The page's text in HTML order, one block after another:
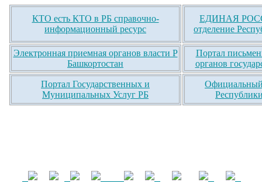
КТО есть КТО в РБ справочно-
информационный ресурс
ЕДИНАЯ
отделение
Электронная приемная органов власти Р
Башкортостан
Портал
органов
Портал Государственных и
Муниципальных Услуг РБ
Официальный